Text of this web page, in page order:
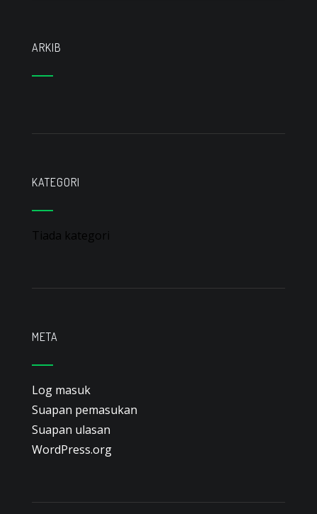
ARKIB
KATEGORI
Tiada kategori
META
Log masuk
Suapan pemasukan
Suapan ulasan
WordPress.org